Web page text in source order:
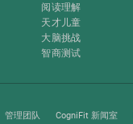
阅读理解
天才儿童
大脑挑战
智商测试
管理团队 CogniFit 新闻室